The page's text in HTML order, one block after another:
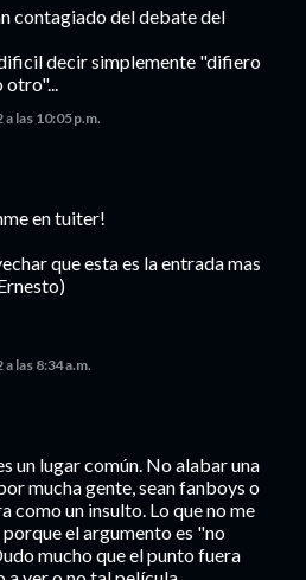
contagiado del debate del
decir simplemente "difiero
otro"...
las 10:05 p.m.
en tuiter!
que esta es la entrada mas
las 8:34 a.m.
un lugar común. No alabar una
mucha gente, sean fanboys o
como un insulto. Lo que no me
el argumento es "no
mucho que el punto fuera